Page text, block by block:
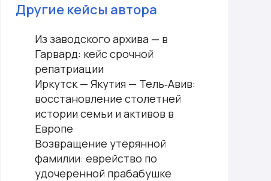
Другие кейсы автора
Из заводского архива — в
Гарвард: кейс срочной
репатриации
Иркутск — Якутия — Тель‑Авив:
восстановление столетней
истории семьи и активов в
Европе
Возвращение утерянной
фамилии: еврейство по
удочеренной прабабушке